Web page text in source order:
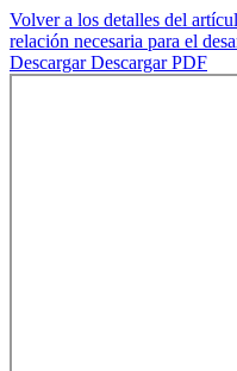
Volver a los detalles del
relación necesaria para el
DescargarDescargar PDF